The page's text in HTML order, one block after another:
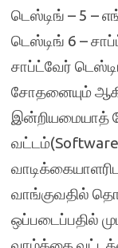
டெஸ்டிங் – 5 –
டெஸ்டிங் 6 –
சாப்ட்வேர்
சோதனையும்
இன்றியமையாத்
வாங்குவதில்
ஒப்படைப்பதில்